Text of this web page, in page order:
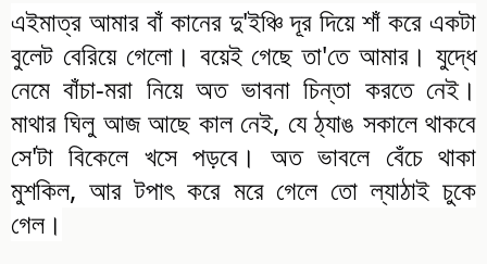
এইমাত্র আমার বাঁ কানের দু'ইঞ্চি দূর দিয়ে শাঁ করে একটা
বুলেট বেরিয়ে গেলো। বয়েই গেছে তা'তে আমার। যুদ্ধে
নেমে বাঁচা-মরা নিয়ে অত ভাবনা চিন্তা করতে নেই।
মাথার ঘিলু আজ আছে কাল নেই, যে ঠ্যাঙ সকালে থাকবে
সে'টা বিকেলে খসে পড়বে। অত ভাবলে বেঁচে থাকা
মুশকিল, আর টপাৎ করে মরে গেলে তো ল্যাঠাই চুকে
গেল।